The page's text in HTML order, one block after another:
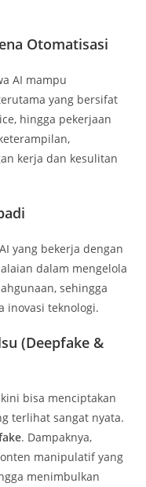
Otomatisasi
AI mampu
yang bersifat
hingga pekerjaan
kerja dan kesulitan
yang bekerja dengan
dalam mengelola
sehingga
inovasi teknologi.
(Deepfake &
bisa menciptakan
terlihat sangat nyata.
. Dampaknya,
manipulatif yang
menimbulkan